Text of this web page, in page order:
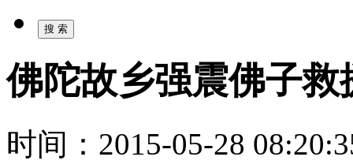
佛陀故乡强震佛子救
时间：2015-05-28